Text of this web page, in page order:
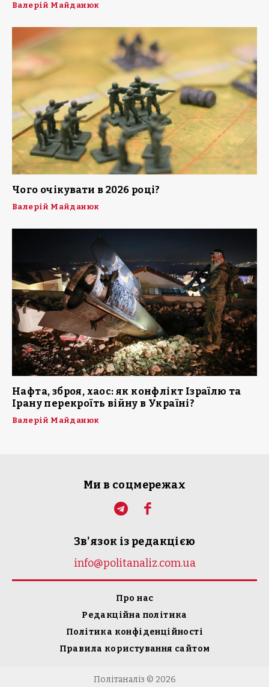
Валерій Майданюк
Чого очікувати в 2026 році?
Валерій Майданюк
Нафта, зброя, хаос: як конфлікт Ізраїлю та
Ірану перекроїть війну в Україні?
Валерій Майданюк
Ми в соцмережах
Зв'язок із редакцією
info@politanaliz.com.ua
Про нас
Редакційна політика
Політика конфіденційності
Правила користування сайтом
Політаналіз © 2026